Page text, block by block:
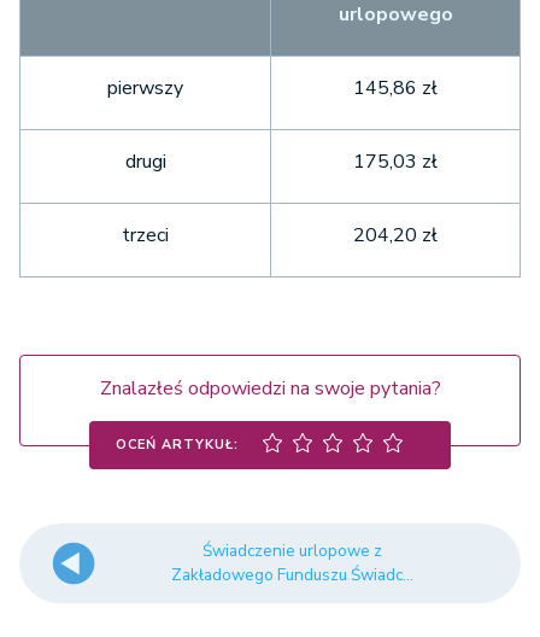
urlopowego
pierwszy 145,86 zł
drugi 175,03 zł
trzeci 204,20 zł
Znalazłeś odpowiedzi na swoje pytania?
OCEŃ ARTYKUŁ:
Świadczenie urlopowe z
Zakładowego Funduszu Świadc...